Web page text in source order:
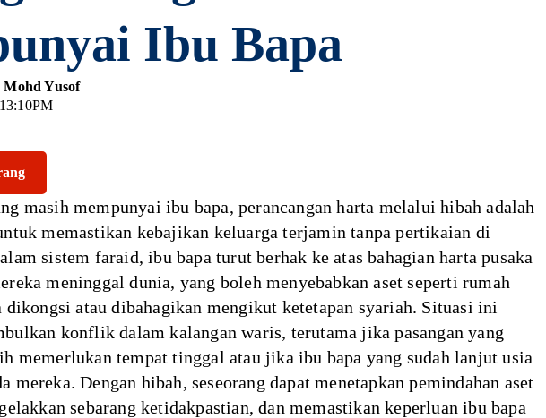
Ibu Bapa
Yusof
masih mempunyai ibu bapa, perancangan harta melalui hibah adalah
memastikan kebajikan keluarga terjamin tanpa pertikaian di
sistem faraid, ibu bapa turut berhak ke atas bahagian harta pusaka
meninggal dunia, yang boleh menyebabkan aset seperti rumah
dikongsi atau dibahagikan mengikut ketetapan syariah. Situasi ini
konflik dalam kalangan waris, terutama jika pasangan yang
memerlukan tempat tinggal atau jika ibu bapa yang sudah lanjut usia
mereka. Dengan hibah, seseorang dapat menetapkan pemindahan aset
sebarang ketidakpastian, dan memastikan keperluan ibu bapa